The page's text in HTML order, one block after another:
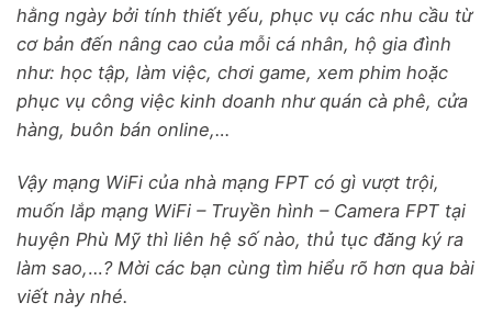
hằng ngày bởi tính thiết yếu, phục vụ các nhu cầu từ
cơ bản đến nâng cao của mỗi cá nhân, hộ gia đình
như: học tập, làm việc, chơi game, xem phim hoặc
phục vụ công việc kinh doanh như quán cà phê, cửa
hàng, buôn bán online,…
Vậy mạng WiFi của nhà mạng FPT có gì vượt trội,
muốn lắp mạng WiFi – Truyền hình – Camera FPT tại
huyện Phù Mỹ thì liên hệ số nào, thủ tục đăng ký ra
làm sao,…? Mời các bạn cùng tìm hiểu rõ hơn qua bài
viết này nhé.